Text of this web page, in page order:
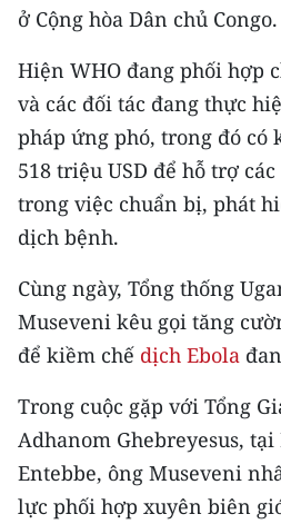
E-Magazine
Video
Media Chính trị
Media Kinh tế
Media Văn hóa
Media Pháp luật
Media Du lịch
Media Thế giới
Media Thể thao
Media Giáo dục
ở Cộng hòa Dân chủ Congo.
Hiện WHO đang phối hợp
và các đối tác đang thực
pháp ứng phó, trong đó có
518 triệu USD để hỗ trợ
trong việc chuẩn bị, phát
dịch bệnh.
Cùng ngày, Tổng thống
Museveni kêu gọi tăng
để kiềm chế dịch Ebola
Trong cuộc gặp với Tổng
Adhanom Ghebreyesus,
Entebbe, ông Museveni
lực phối hợp xuyên biên